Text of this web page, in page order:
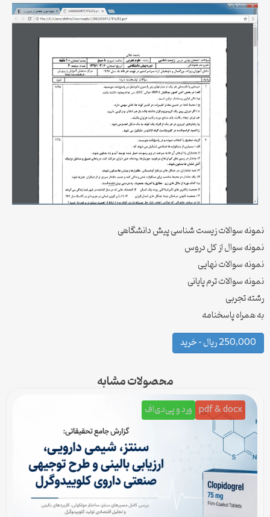
نمونه سوالات زیست شناسی پیش دانشگاهی
نمونه سوال از کل دروس
نمونه سوالات نهایی
نمونه سوالات ترم پایانی
رشته تجربی
به همراه پاسخنامه
250,000 ریال – خرید
محصولات مشابه
pdf & docx ورد و پی‌دی‌اف